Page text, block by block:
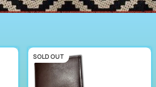
SOLD OUT